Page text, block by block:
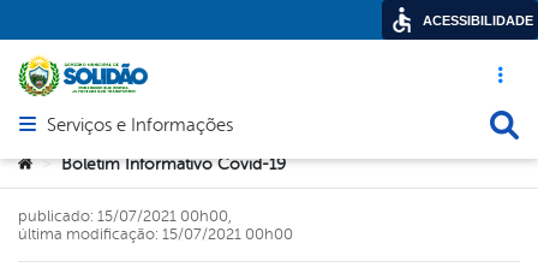
Acesso
Abrir menu principal de navegação
Serviços e Informações
Você está aqui:
> Boletim Informativo Covid-19
publicado: 15/07/2021 00h00,
última modificação: 15/07/2021 00h00
ACESSIBILIDADE